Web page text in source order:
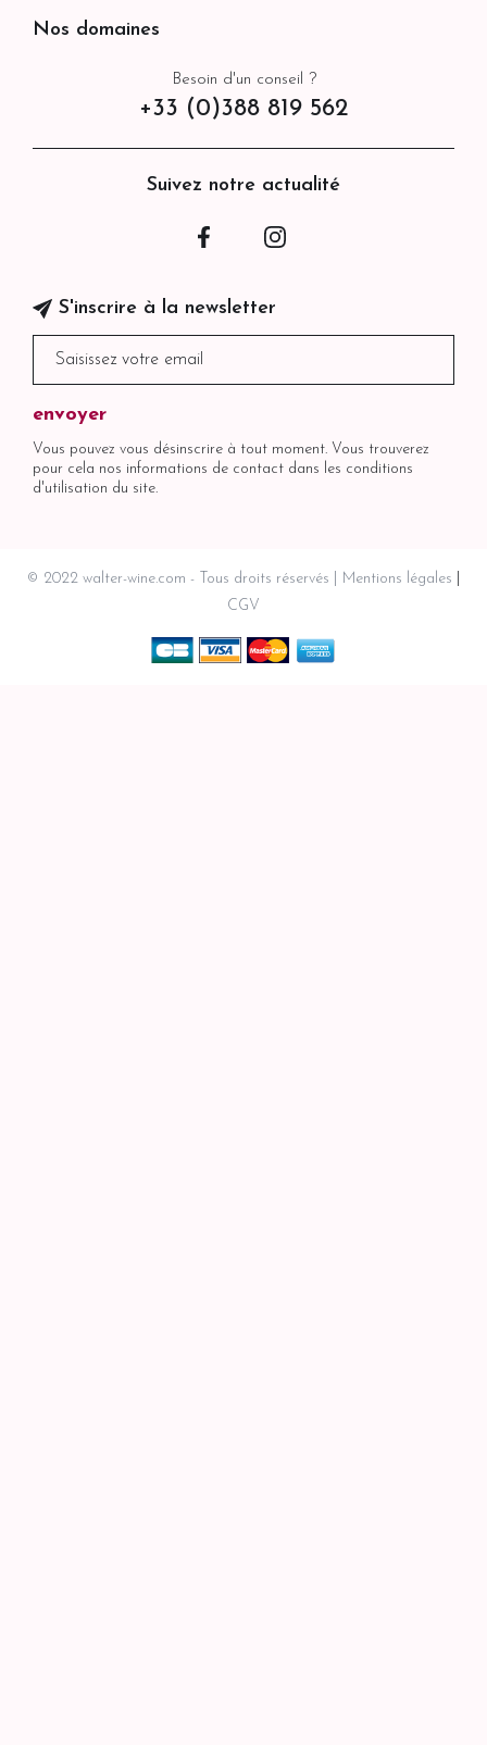
Besoin d'un conseil ?
+33 (0)388 819 562
Suivez notre actualité
Facebook
S'inscrire à la newsletter
Vous pouvez vous désinscrire à tout moment. Vous trouverez
pour cela nos informations de contact dans les conditions
d'utilisation du site.
Nos domaines
© 2022 walter-wine.com - Tous droits réservés
Mentions légales
CGV